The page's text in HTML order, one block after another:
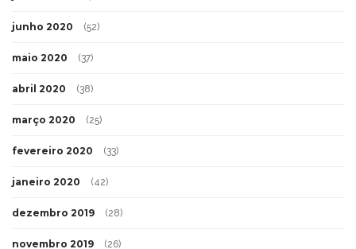
junho 2020 (52)
maio 2020 (37)
abril 2020 (38)
março 2020 (25)
fevereiro 2020 (33)
janeiro 2020 (42)
dezembro 2019 (28)
novembro 2019 (26)